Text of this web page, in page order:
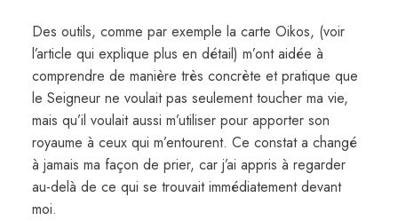
Des outils, comme par exemple la carte Oikos, (voir
l’article qui explique plus en détail) m’ont aidée à
comprendre de manière très concrète et pratique que
le Seigneur ne voulait pas seulement toucher ma vie,
mais qu’il voulait aussi m’utiliser pour apporter son
royaume à ceux qui m’entourent. Ce constat a changé
à jamais ma façon de prier, car j’ai appris à regarder
au-delà de ce qui se trouvait immédiatement devant
moi.